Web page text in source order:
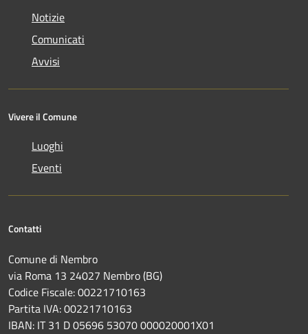
Notizie
Comunicati
Avvisi
Vivere il Comune
Luoghi
Eventi
Contatti
Comune di Nembro
via Roma 13 24027 Nembro (BG)
Codice Fiscale: 00221710163
Partita IVA: 00221710163
IBAN: IT 31 D 05696 53070 000020001X01